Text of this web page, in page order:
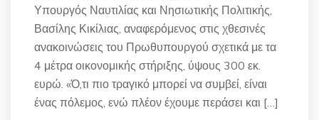
Υπουργός Ναυτιλίας και Νησιωτικής Πολιτικής,
Βασίλης Κικίλιας, αναφερόμενος στις χθεσινές
ανακοινώσεις του Πρωθυπουργού σχετικά με τα
4 μέτρα οικονομικής στήριξης, ύψους 300 εκ.
ευρώ. «Ό,τι πιο τραγικό μπορεί να συμβεί, είναι
ένας πόλεμος, ενώ πλέον έχουμε περάσει και […]